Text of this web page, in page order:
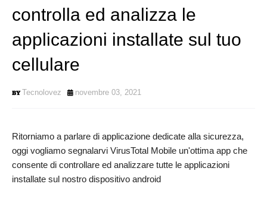
controlla ed analizza le
applicazioni installate sul tuo
cellulare
Tecnolovez novembre 03, 2021
Ritorniamo a parlare di applicazione dedicate alla sicurezza,
oggi vogliamo segnalarvi VirusTotal Mobile un'ottima app che
consente di controllare ed analizzare tutte le applicazioni
installate sul nostro dispositivo android